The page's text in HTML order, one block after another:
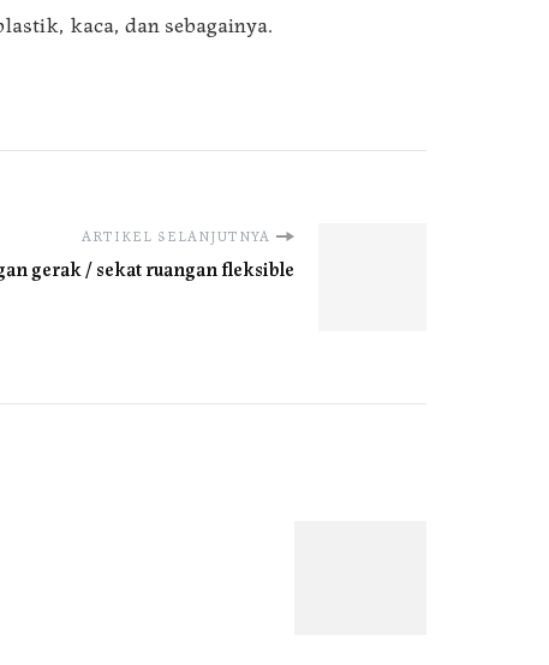
kaca, dan sebagainya.
ARTIKEL SELANJUTNYA
gerak / sekat ruangan fleksible